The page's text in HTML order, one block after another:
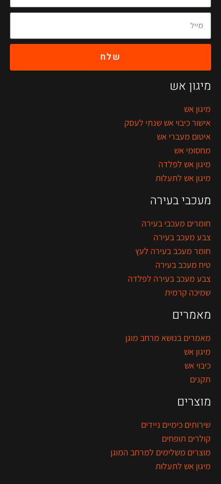
שלח
מיגון אש
מיגון אש
אישור כיבוי אש שנתי לעסק
איטום מעברי אש
מחסומי אש
מיגון אש לפלדה
מיגון אש לתעלות
מעכבי בעירה
חומרים מעכבי בעירה
צבע מעכב בעירה
חומר מעכב בעירה לעץ
טיח מעכב בעירה
צבע מעכב בעירה לפלדה
שמיכה קרמית
מאמרים
מאמרים בנושא מרחב מוגן
מיגון אש
כיבוי אש
תקנים
מוצרים
שירותים כימיים ניידים
קולרים תופחים
מוצרים משלימים למרחב המוגן
מיגון אש לתעלות